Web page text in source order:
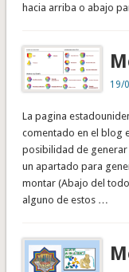
hacia arriba o abajo
19/
La pagina
comentado en el blog
posibilidad de
un apartado para
montar (Abajo del
alguno de estos …